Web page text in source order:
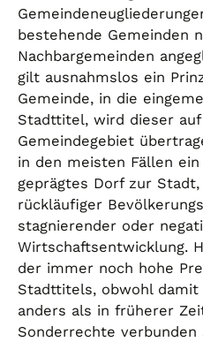
bestehende Gemeinden
Nachbargemeinden
gilt ausnahmslos ein
Gemeinde, in die
Stadttitel, wird dieser
Gemeindegebiet
in den meisten Fällen
geprägtes Dorf zur
rückläufiger
stagnierender oder
Wirtschaftsentwicklung.
der immer noch hohe
Stadttitels, obwohl
anders als in früherer
Sonderrechte